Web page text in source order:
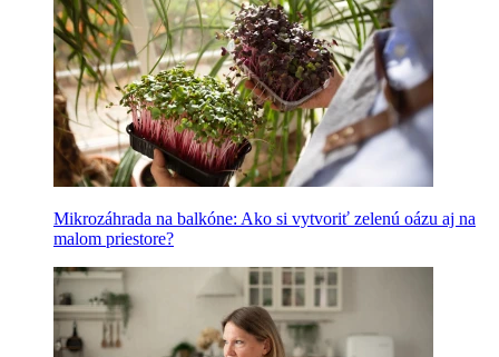
Mikrozáhrada na balkóne: Ako si vytvoriť zelenú oázu aj na
malom priestore?